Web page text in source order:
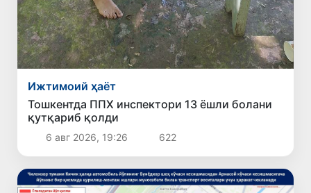
Ижтимоий ҳаёт
Тошкентда ППХ инспектори 13 ёшли болани
қутқариб қолди
6 авг 2026, 19:26 622